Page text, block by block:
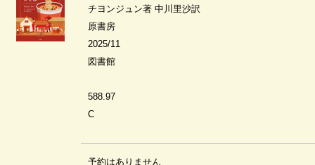
チヨンジュン著 中川里沙訳
原書房
2025/11
図書館
588.97
C
予約はありません